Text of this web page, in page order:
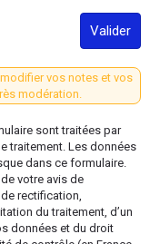
Valider
vos notes et vos
modération.
sont traitées par
traitement. Les données
dans ce formulaire.
votre avis de
rectification,
du traitement, d’un
données et du droit